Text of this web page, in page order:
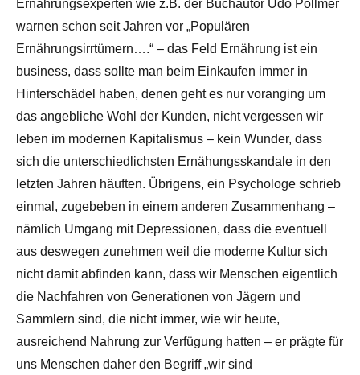
Ernährungsexperten wie z.B. der Buchautor Udo Pollmer
warnen schon seit Jahren vor „Populären
Ernährungsirrtümern….“ – das Feld Ernährung ist ein
business, dass sollte man beim Einkaufen immer in
Hinterschädel haben, denen geht es nur voranging um
das angebliche Wohl der Kunden, nicht vergessen wir
leben im modernen Kapitalismus – kein Wunder, dass
sich die unterschiedlichsten Ernähungsskandale in den
letzten Jahren häuften. Übrigens, ein Psychologe schrieb
einmal, zugebeben in einem anderen Zusammenhang –
nämlich Umgang mit Depressionen, dass die eventuell
aus deswegen zunehmen weil die moderne Kultur sich
nicht damit abfinden kann, dass wir Menschen eigentlich
die Nachfahren von Generationen von Jägern und
Sammlern sind, die nicht immer, wie wir heute,
ausreichend Nahrung zur Verfügung hatten – er prägte für
uns Menschen daher den Begriff „wir sind